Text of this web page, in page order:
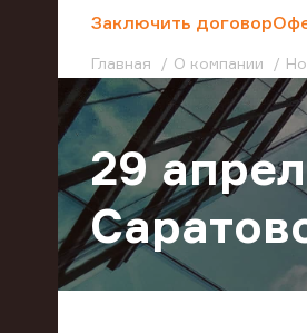
Заключить договор
Главная О компании
29